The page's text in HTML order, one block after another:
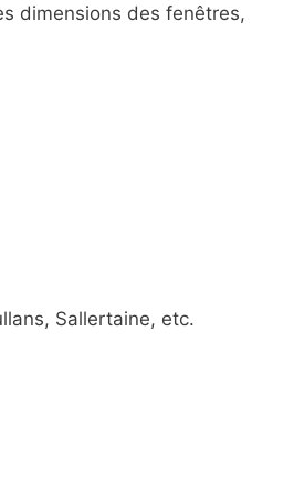
dimensions des fenêtres,
Sallertaine, etc.